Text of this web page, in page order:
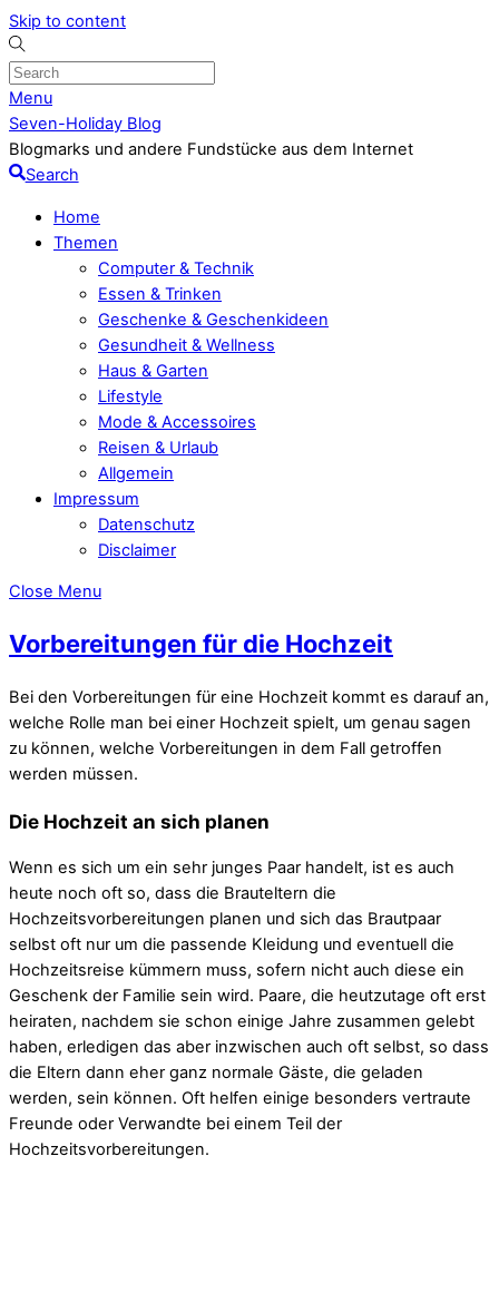
Skip to content
Menu
Seven-Holiday Blog
Blogmarks und andere Fundstücke aus dem Internet
Search
Home
Themen
Computer & Technik
Essen & Trinken
Geschenke & Geschenkideen
Gesundheit & Wellness
Haus & Garten
Lifestyle
Mode & Accessoires
Reisen & Urlaub
Allgemein
Impressum
Datenschutz
Disclaimer
Close Menu
Vorbereitungen für die Hochzeit
Bei den Vorbereitungen für eine Hochzeit kommt es darauf an,
welche Rolle man bei einer Hochzeit spielt, um genau sagen
zu können, welche Vorbereitungen in dem Fall getroffen
werden müssen.
Die Hochzeit an sich planen
Wenn es sich um ein sehr junges Paar handelt, ist es auch
heute noch oft so, dass die Brauteltern die
Hochzeitsvorbereitungen planen und sich das Brautpaar
selbst oft nur um die passende Kleidung und eventuell die
Hochzeitsreise kümmern muss, sofern nicht auch diese ein
Geschenk der Familie sein wird. Paare, die heutzutage oft erst
heiraten, nachdem sie schon einige Jahre zusammen gelebt
haben, erledigen das aber inzwischen auch oft selbst, so dass
die Eltern dann eher ganz normale Gäste, die geladen
werden, sein können. Oft helfen einige besonders vertraute
Freunde oder Verwandte bei einem Teil der
Hochzeitsvorbereitungen.